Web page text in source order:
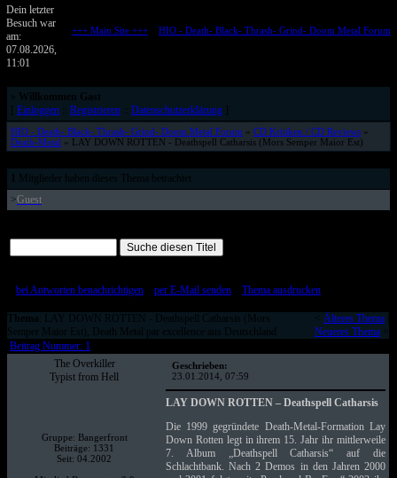
Dein letzter
Besuch war
am:
07.08.2026,
11:01
+++ Main Site +++:: HIO - Death- Black- Thrash- Grind- Doom Metal Forum
» Willkommen Gast
Einloggen:: Registrieren:: Datenschutzerklärung]
HIO - Death- Black- Thrash- Grind- Doom Metal Forum » CD Kritiken / CD Reviews»
Death-Metal » LAY DOWN ROTTEN - Deathspell Catharsis (Mors Semper Maior Est)
Mitglieder haben dieses Thema betrachtet
>Guest
bei Antworten benachrichtigen:: per E-Mail senden:: Thema ausdrucken]
Thema : LAY DOWN ROTTEN - Deathspell Catharsis (Mors
Semper Maior Est), Death Metal par excellence aus Deutschland
Älteres Thema|
Neueres Thema>
Beitrag Nummer: 1
The Overkiller
Typist from Hell
Gruppe: Bangerfront
Beiträge: 1331
Seit: 04.2002
Geschrieben:
23.01.2014, 07:59
LAY DOWN ROTTEN – Deathspell Catharsis
Die 1999 gegründete Death-Metal-Formation Lay
Down Rotten legt in ihrem 15. Jahr ihr mittlerweile
7. Album „Deathspell Catharsis“ auf die
Schlachtbank. Nach 2 Demos in den Jahren 2000